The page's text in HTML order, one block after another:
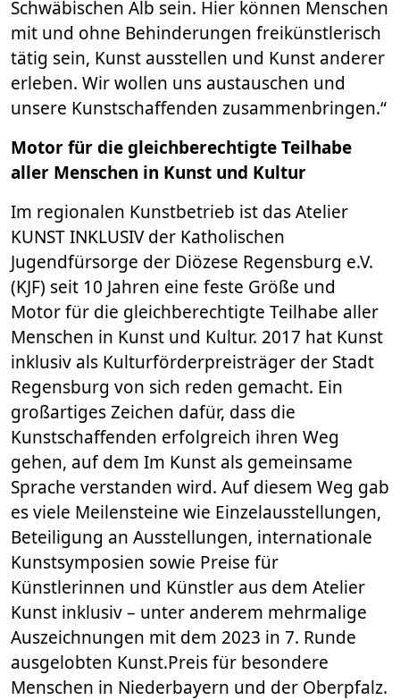
Schwäbischen Alb sein. Hier können Menschen
mit und ohne Behinderungen freikünstlerisch
tätig sein, Kunst ausstellen und Kunst anderer
erleben. Wir wollen uns austauschen und
unsere Kunstschaffenden zusammenbringen.“
Motor für die gleichberechtigte Teilhabe
aller Menschen in Kunst und Kultur
Im regionalen Kunstbetrieb ist das Atelier
KUNST INKLUSIV der Katholischen
Jugendfürsorge der Diözese Regensburg e.V.
(KJF) seit 10 Jahren eine feste Größe und
Motor für die gleichberechtigte Teilhabe aller
Menschen in Kunst und Kultur. 2017 hat Kunst
inklusiv als Kulturförderpreisträger der Stadt
Regensburg von sich reden gemacht. Ein
großartiges Zeichen dafür, dass die
Kunstschaffenden erfolgreich ihren Weg
gehen, auf dem Im Kunst als gemeinsame
Sprache verstanden wird. Auf diesem Weg gab
es viele Meilensteine wie Einzelausstellungen,
Beteiligung an Ausstellungen, internationale
Kunstsymposien sowie Preise für
Künstlerinnen und Künstler aus dem Atelier
Kunst inklusiv – unter anderem mehrmalige
Auszeichnungen mit dem 2023 in 7. Runde
ausgelobten Kunst.Preis für besondere
Menschen in Niederbayern und der Oberpfalz.